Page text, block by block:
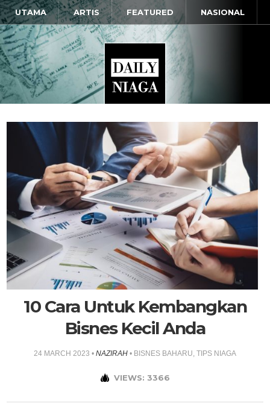
UTAMA ARTIS FEATURED NASIONAL
10 Cara Untuk Kembangkan
Bisnes Kecil Anda
24 MARCH 2023 • NAZIRAH • BISNES BAHARU TIPS NIAGA
VIEWS: 3366